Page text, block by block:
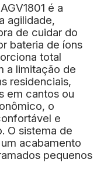
é a
agilidade,
de cuidar do
bateria de íons
total
a limitação de
residenciais,
em cantos ou
o
e
O sistema de
acabamento
pequenos